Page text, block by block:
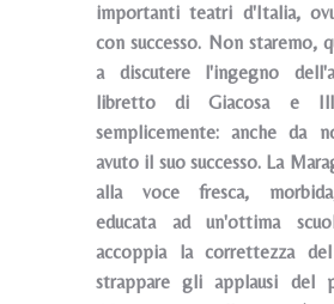
importanti teatri d'Italia,
con successo. Non staremo,
a discutere l'ingegno
libretto di Giacosa e
semplicemente: anche da
avuto il suo successo. La
alla voce fresca,
educata ad un'ottima
accoppia la corret­tezza
strappare gli applausi del